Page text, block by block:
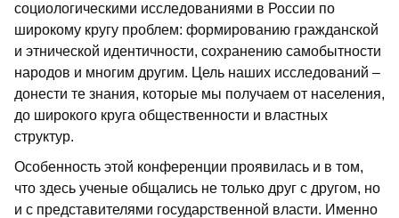
социологическими исследованиями в России по
широкому кругу проблем: формированию гражданской
и этнической идентичности, сохранению самобытности
народов и многим другим. Цель наших исследований –
донести те знания, которые мы получаем от населения,
до широкого круга общественности и властных
структур.
Особенность этой конференции проявилась и в том,
что здесь ученые общались не только друг с другом, но
и с представителями государственной власти. Именно